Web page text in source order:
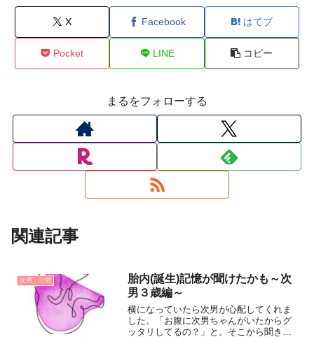
X Facebook はてブ
Pocket LINE コピー
まるをフォローする
関連記事
次男・三男
胎内(誕生)記憶が聞けたかも～次
男３歳編～
横になっていたら次男が心配してくれま
した。「お腹に次男ちゃんがいたからグ
ッタリしてるの？」と。そこから聞き出